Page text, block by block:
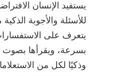
للأسئلة والأجوبة
يتعرف على
بسرعة، ويقرأها بصوت
وذكيًا لكل من